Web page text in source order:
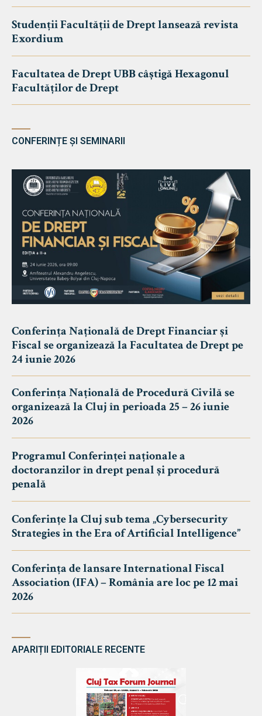
Studenții Facultății de Drept lansează revista
Exordium
Facultatea de Drept UBB câștigă Hexagonul
Facultăților de Drept
CONFERINȚE ȘI SEMINARII
Conferința Națională de Drept Financiar și
Fiscal se organizează la Facultatea de Drept pe
24 iunie 2026
Conferința Națională de Procedură Civilă se
organizează la Cluj în perioada 25 – 26 iunie
2026
Programul Conferinței naționale a
doctoranzilor în drept penal și procedură
penală
Conferințe la Cluj sub tema „Cybersecurity
Strategies in the Era of Artificial Intelligence”
Conferința de lansare International Fiscal
Association (IFA) – România are loc pe 12 mai
2026
APARIȚII EDITORIALE RECENTE